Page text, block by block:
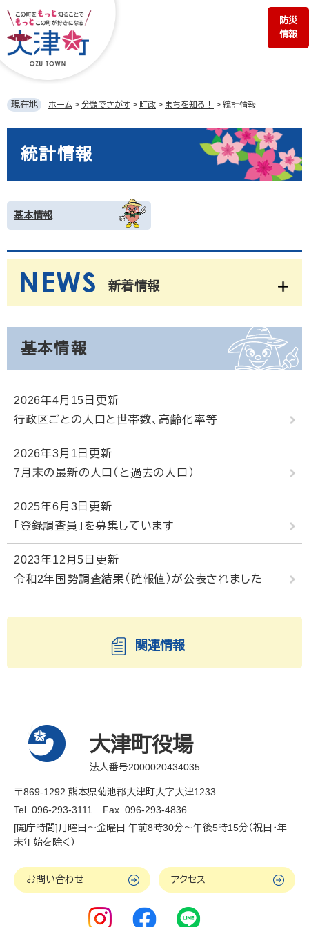
ジ
の
す。
ュ
ー
し
防災
情報
現在地 ホーム > 分類でさがす > 町政 > まちを知る！ > 統計情報
統計情報
基本情報
新着情報
基本情報
2026年4月15日更新
行政区ごとの人口と世帯数、高齢化率等
2026年3月1日更新
7月末の最新の人口（と過去の人口）
2025年6月3日更新
「登録調査員」を募集しています
2023年12月5日更新
令和2年国勢調査結果（確報値）が公表されました
関連情報
大津町役場
法人番号2000020434035
〒869-1292 熊本県菊池郡大津町大字大津1233
Tel. 096-293-3111
Fax. 096-293-4836
[開庁時間]月曜日～金曜日 午前8時30分～午後5時15分（祝日・年
末年始を除く）
お問い合わせ アクセス